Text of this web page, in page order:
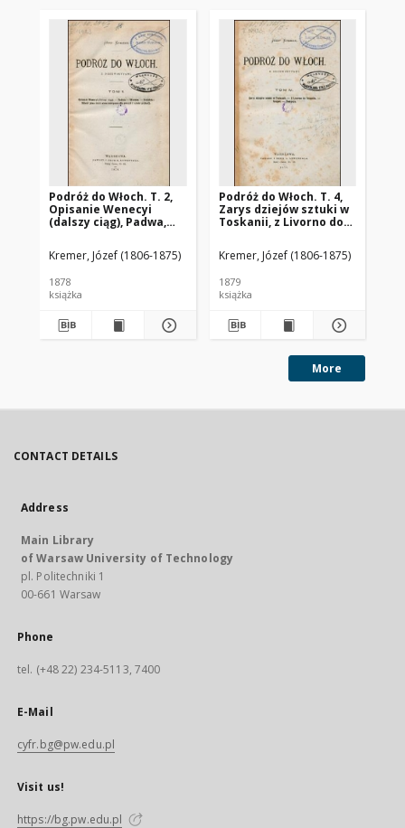
Podróż do Włoch. T. 2,
Opisanie Wenecyi
(dalszy ciąg), Padwa,
Miłość jako treść
niewyczerpana dla
Kremer, Józef (1806-1875)
1878
książka
Podróż do Włoch. T. 4,
Zarys dziejów sztuki w
Toskanii, z Livorno do
Pompeja
Kremer, Józef (1806-1875)
1879
książka
More
CONTACT DETAILS
Address
Main Library
of Warsaw University of Technology
pl. Politechniki 1
00-661 Warsaw
Phone
tel. (+48 22) 234-5113, 7400
E-Mail
cyfr.bg@pw.edu.pl
Visit us!
https://bg.pw.edu.pl